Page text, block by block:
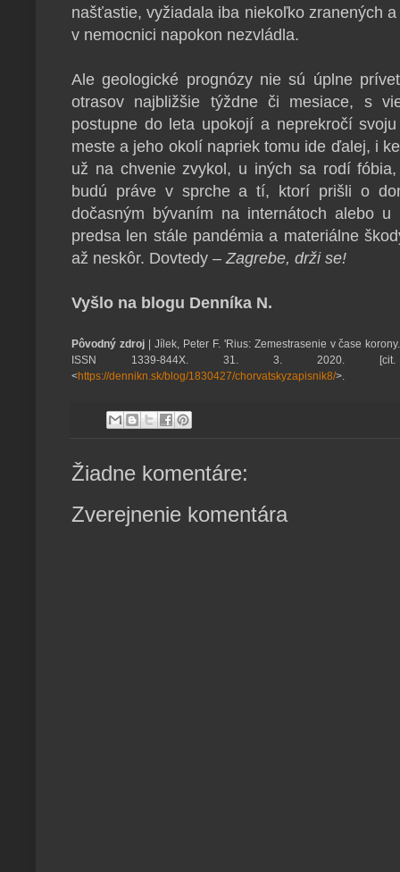
našťastie, vyžiadala iba niekoľko zranených
v nemocnici napokon nezvládla.
Ale geologické prognózy nie sú úplne
otrasov najbližšie týždne či mesiace, s
postupne do leta upokojí a neprekročí
meste a jeho okolí napriek tomu ide ďalej, i
už na chvenie zvykol, u iných sa rodí
budú práve v sprche a tí, ktorí prišli o
dočasným bývaním na internátoch alebo
predsa len stále pandémia a materiálne
až neskôr. Dovtedy – Zagrebe, drži se!
Vyšlo na blogu Denníka N.
Pôvodný zdroj| Jílek, Peter F. 'Rius: Zemestrasenie v čase
ISSN 1339-844X. 31. 3. 2020. [cit.
<https://dennikn.sk/blog/1830427/chorvatskyzapisnik8/>.
Žiadne komentáre:
Zverejnenie komentára